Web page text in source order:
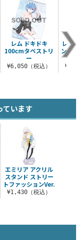
レム ドキドキ
100cmタペストリ
ー
¥6,050（税込）
レム
ンパ
ス
ています
エミリア アクリル
スタンド ストリー
トファッションVer.
¥1,430（税込）